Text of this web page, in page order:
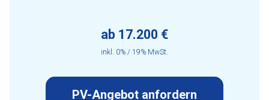
ab 17.200 €
inkl. 0% / 19% MwSt.
PV-Angebot anfordern